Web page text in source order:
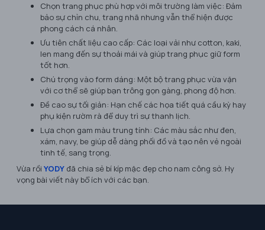
Chọn trang phục phù hợp với môi trường làm việc: Đảm
bảo sự chỉn chu, trang nhã nhưng vẫn thể hiện được
phong cách cá nhân.
Ưu tiên chất liệu cao cấp: Các loại vải như cotton, kaki,
len mang đến sự thoải mái và giúp trang phục giữ form
tốt hơn.
Chú trọng vào form dáng: Một bộ trang phục vừa vặn
với cơ thể sẽ giúp bạn trông gọn gàng, phong độ hơn.
Đề cao sự tối giản: Hạn chế các họa tiết quá cầu kỳ hay
phụ kiện rườm rà để duy trì sự thanh lịch.
Lựa chọn gam màu trung tính: Các màu sắc như đen,
xám, navy, be giúp dễ dàng phối đồ và tạo nên vẻ ngoài
tinh tế, sang trọng.
Vừa rồi YODY đã chia sẻ bí kíp mặc đẹp cho nam công sở. Hy
vọng bài viết này bổ ích với các bạn.